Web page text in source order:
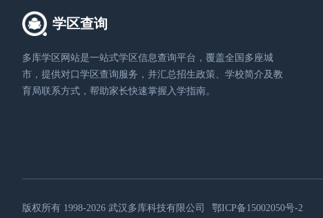
学区查询
多库学区网站是一站式学区信息查询平台，覆盖全国多座城
市，提供对口学区查询服务，并汇总招生政策、学校简介及教
育局联系方式，帮助家长快速掌握入学指南。
版权所有 1998-2026 武汉多库科技有限公司 鄂ICP备15002050号-2